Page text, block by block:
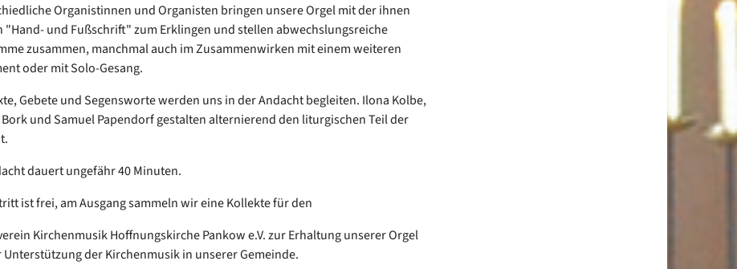
Organistinnen und Organisten bringen unsere Orgel mit der ihnen
"Hand- und Fußschrift" zum Erklingen und stellen abwechslungsreiche
zusammen, manchmal auch im Zusammenwirken mit einem weiteren
oder mit Solo-Gesang.
Gebete und Segensworte werden uns in der Andacht begleiten. Ilona Kolbe,
und Samuel Papendorf gestalten alternierend den liturgischen Teil der
dauert ungefähr 40 Minuten.
ist frei, am Ausgang sammeln wir eine Kollekte für den
Kirchenmusik Hoffnungskirche Pankow e.V. zur Erhaltung unserer Orgel
Unterstützung der Kirchenmusik in unserer Gemeinde.